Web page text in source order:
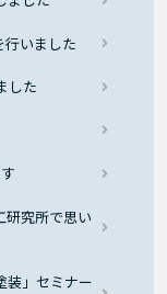
いました
した
研究所で思い
装」セミナー